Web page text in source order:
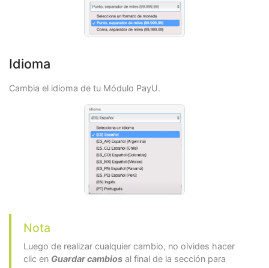
Idioma
Cambia el idioma de tu Módulo PayU.
Nota
Luego de realizar cualquier cambio, no olvides hacer
clic en Guardar cambios al final de la sección para